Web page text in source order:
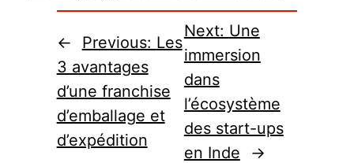
← Previous: Les
3 avantages
d’une franchise
d’emballage et
d’expédition
Next: Une
immersion
dans
l’écosystème
des start-ups
en Inde
→